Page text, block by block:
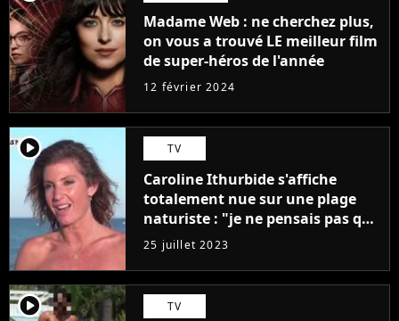
Madame Web : ne cherchez plus,
on vous a trouvé LE meilleur film
de super-héros de l'année
12 février 2024
player2 TV
Caroline Ithurbide s'affiche
totalement nue sur une plage
naturiste : "je ne pensais pas que
j'arriverais à le faire..."
25 juillet 2023
player2 TV